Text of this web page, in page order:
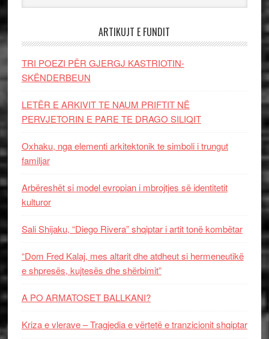
ARTIKUJT E FUNDIT
TRI POEZI PËR GJERGJ KASTRIOTIN-
SKËNDERBEUN
LETËR E ARKIVIT TE NAUM PRIFTIT NË
PERVJETORIN E PARE TE DRAGO SILIQIT
Oxhaku, nga elementi arkitektonik te simboli i trungut
familjar
Arbëreshët si model evropian i mbrojtjes së identitetit
kulturor
Sali Shijaku, “Diego Rivera” shqiptar i artit tonë kombëtar
“Dom Fred Kalaj, mes altarit dhe atdheut si hermeneutikë
e shpresës, kujtesës dhe shërbimit”
A PO ARMATOSET BALLKANI?
Kriza e vlerave – Tragjedia e vërtetë e tranzicionit shqiptar